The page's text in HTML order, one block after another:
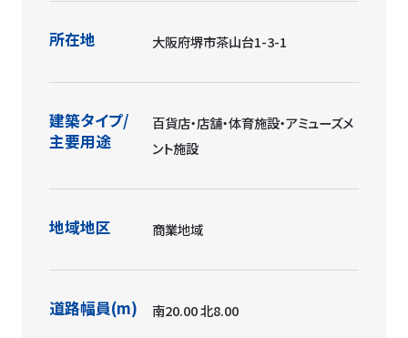
所在地 大阪府堺市茶山台1-3-1
建築タイプ/
主要用途
百貨店・店舗・体育施設・アミューズメ
ント施設
地域地区 商業地域
道路幅員(m) 南20.00 北8.00